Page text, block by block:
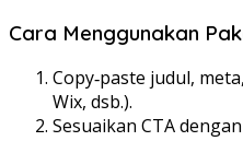
Cara Menggunakan
Copy‑paste judul,
Wix, dsb.).
Sesuaikan CTA